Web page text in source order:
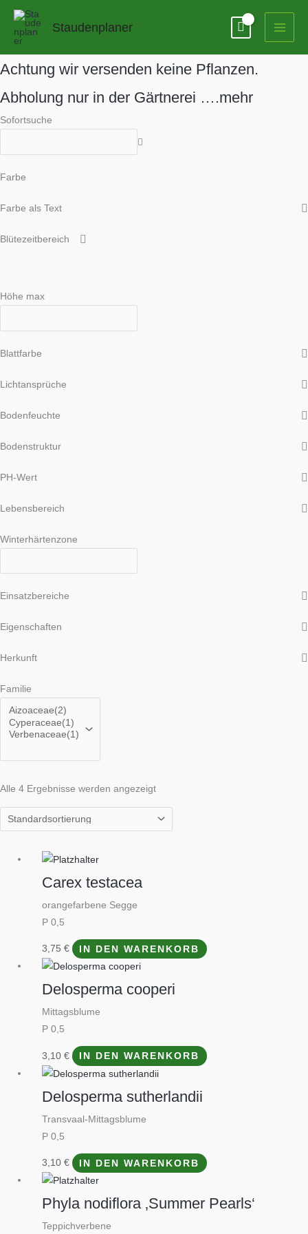
Zum
springen
Staudenplaner
Achtung wir versenden keine Pflanzen.
Abholung nur in der Gärtnerei ….mehr
Sofortsuche
Farbe
Farbe als Text
Blütezeitbereich
Höhe max
Blattfarbe
Lichtansprüche
Bodenfeuchte
Bodenstruktur
PH-Wert
Lebensbereich
Winterhärtenzone
Einsatzbereiche
Eigenschaften
Herkunft
Familie
Alle 4 Ergebnisse werden angezeigt
Carex testacea
orangefarbene Segge
P 0,5
3,75€ IN DEN WARENKORB
Delosperma cooperi
Mittagsblume
P 0,5
3,10€ IN DEN WARENKORB
Delosperma sutherlandii
Transvaal-Mittagsblume
P 0,5
3,10€ IN DEN WARENKORB
Phyla nodiflora ‚Summer Pearls‘
Teppichverbene